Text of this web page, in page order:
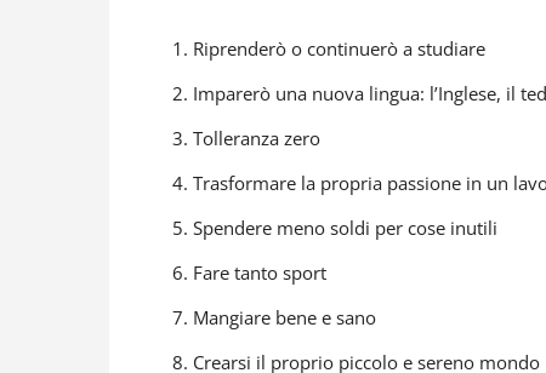
Riprenderò o continuerò a studiare
Imparerò una nuova lingua: l’Inglese, il
Tolleranza zero
Trasformare la propria passione in un
Spendere meno soldi per cose inutili
Fare tanto sport
Mangiare bene e sano
Crearsi il proprio piccolo e sereno mondo